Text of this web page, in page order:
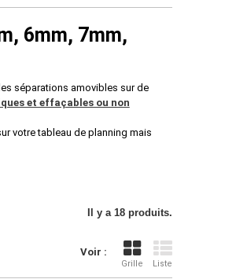
6mm, 7mm,
séparations amovibles sur de
et effaçables ou non
votre tableau de planning mais
Il y a 18 produits.
Voir :
Grille Liste